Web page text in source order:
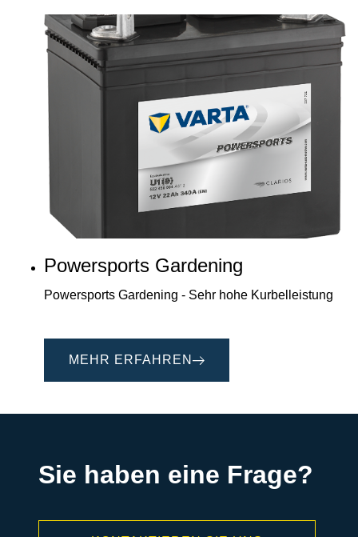
Powersports Gardening
Powersports Gardening - Sehr hohe Kurbelleistung
MEHR ERFAHREN
Sie haben eine Frage?